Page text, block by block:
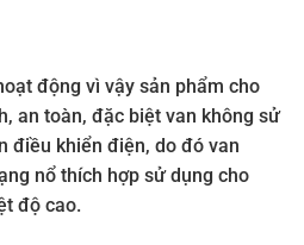
động vì vậy sản phẩm cho
an toàn, đặc biệt van không sử
điều khiển điện, do đó van
nổ thích hợp sử dụng cho
độ cao.